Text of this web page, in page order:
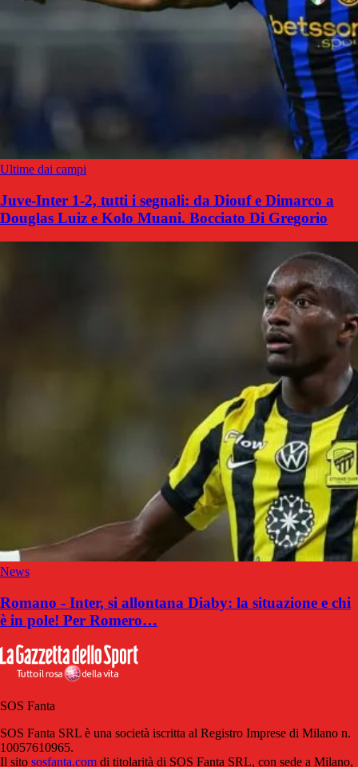
Ultime dai campi
Juve-Inter 1-2, tutti i segnali: da Diouf e Dimarco a
Douglas Luiz e Kolo Muani. Bocciato Di Gregorio
News
Romano - Inter, si allontana Diaby: la situazione e chi
è in pole! Per Romero…
SOS Fanta
SOS Fanta SRL è una società iscritta al Registro Imprese di Milano n.
10057610965.
Il sito sosfanta.com di titolarità di SOS Fanta SRL, con sede a Milano,